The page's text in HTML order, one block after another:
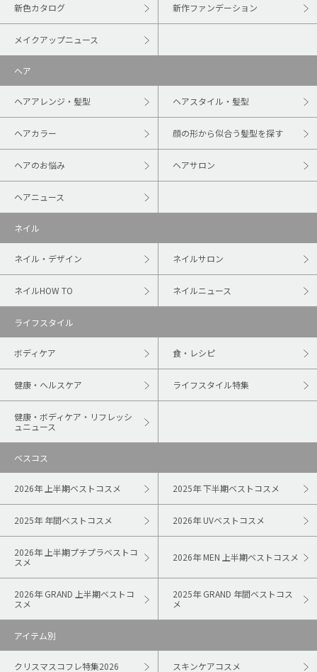
新色カタログ 新作ファンデーション
メイクアップニュース
ヘア
ヘアアレンジ・髪型 ヘアスタイル・髪型
ヘアカラー 顔の形から似合う髪型を探す
ヘアのお悩み ヘアサロン
ヘアニュース
ネイル
ネイル・デザイン ネイルサロン
ネイルHOW TO ネイルニュース
ライフスタイル
ボディケア 食・レシピ
健康・ヘルスケア ライフスタイル特集
健康・ボディケア・リフレッシ
ュニュース
ベスコス
2026年 上半期ベストコスメ 2025年 下半期ベストコスメ
2025年 年間ベストコスメ 2026年 UVベストコスメ
2026年 上半期プチプラベストコ
スメ
2026年 MEN 上半期ベストコスメ
2026年 GRAND 上半期ベストコ
スメ
2025年 GRAND 年間ベストコス
メ
アイテム別
クリスマスコフレ特集2026 スキンケアコスメ